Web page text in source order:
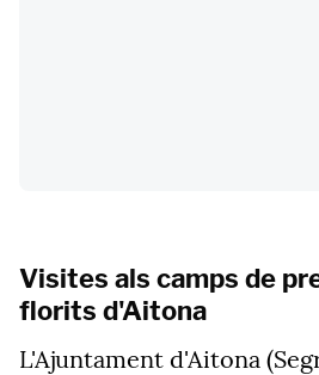
Visites als camps de
florits d'Aitona
L'Ajuntament d'Aitona